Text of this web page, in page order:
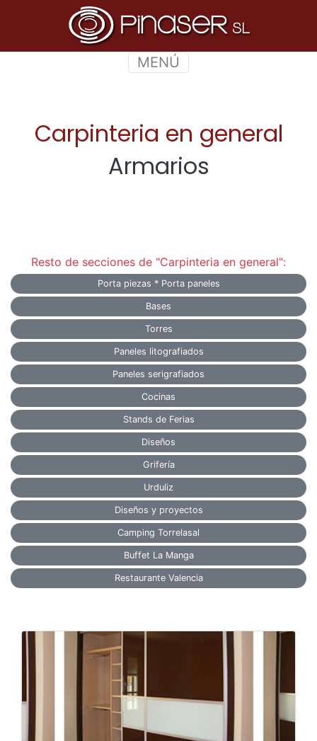
MENÚ
Carpinteria en general
Armarios
Resto de secciones de "Carpinteria en general":
Porta piezas * Porta paneles
Bases
Torres
Paneles litografiados
Paneles serigrafiados
Cocinas
Stands de Ferias
Diseños
Grifería
Urduliz
Diseños y proyectos
Camping Torrelasal
Buffet La Manga
Restaurante Valencia